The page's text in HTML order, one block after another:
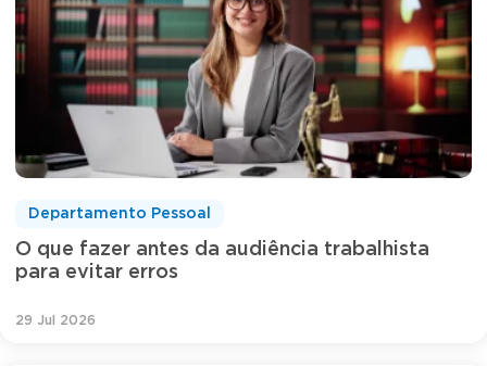
O que fazer antes da audiência trabalhista
para evitar erros
Departamento Pessoal
29 Jul 2026